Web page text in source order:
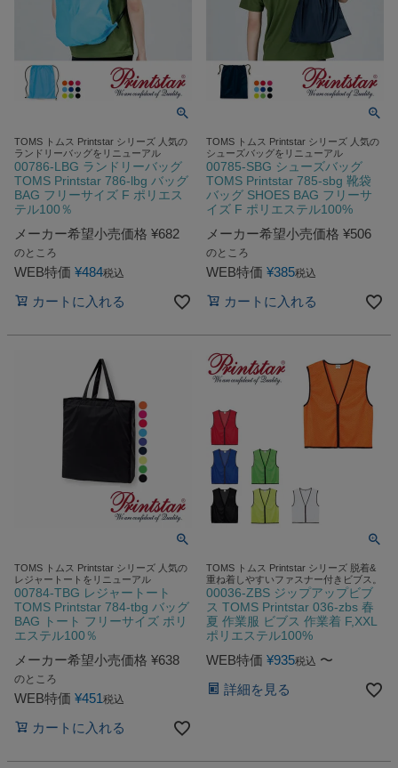
TOMS トムス Printstar シリーズ 人気の
ランドリーバッグをリニューアル
00786-LBG ランドリーバッグ
TOMS Printstar 786-lbg バッグ
BAG フリーサイズ F ポリエス
テル100％
メーカー希望小売価格 ¥682
のところ
WEB特価 ¥484税込
カートに入れる
TOMS トムス Printstar シリーズ 人気の
シューズバッグをリニューアル
00785-SBG シューズバッグ
TOMS Printstar 785-sbg 靴袋
バッグ SHOES BAG フリーサ
イズ F ポリエステル100%
メーカー希望小売価格 ¥506
のところ
WEB特価 ¥385税込
カートに入れる
TOMS トムス Printstar シリーズ 人気の
レジャートートをリニューアル
00784-TBG レジャートート
TOMS Printstar 784-tbg バッグ
BAG トート フリーサイズ ポリ
エステル100％
メーカー希望小売価格 ¥638
のところ
WEB特価 ¥451税込
カートに入れる
TOMS トムス Printstar シリーズ 脱着&
重ね着しやすいファスナー付きビブス。
00036-ZBS ジップアップビブ
ス TOMS Printstar 036-zbs 春
夏 作業服 ビブス 作業着 F,XXL
ポリエステル100%
WEB特価 ¥935税込 〜
詳細を見る